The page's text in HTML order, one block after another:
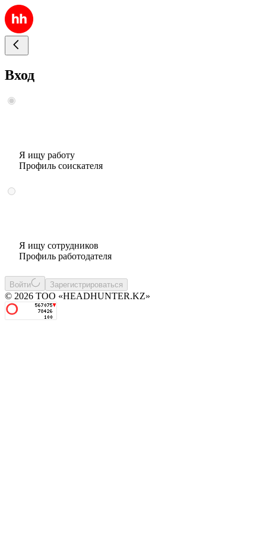
Вход
Я ищу работу
Профиль соискателя
Я ищу сотрудников
Профиль работодателя
Войти Зарегистрироваться
© 2026 ТОО «HEADHUNTER.KZ»